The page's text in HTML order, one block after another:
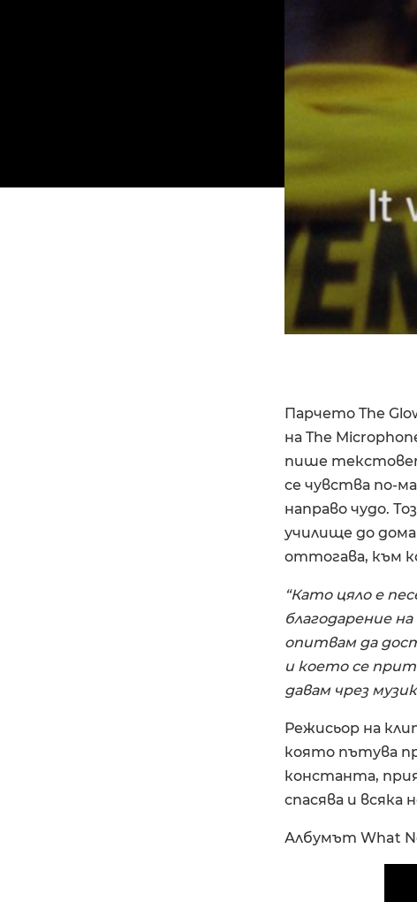
Парчето The
на The
пише
се чувства по-
направо чудо.
училище до дома
оттогава, към
“Като цяло е
благодарение
опитвам да
и което се
давам чрез
Режисьор на
която пътува
константа,
спасява и
Албумът What